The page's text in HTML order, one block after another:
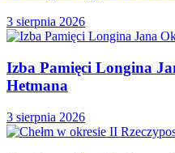
3 sierpnia 2026
Izba Pamięci Longina
Hetmana
3 sierpnia 2026